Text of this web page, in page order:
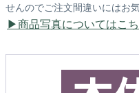
せんのでご注文間違いにはお
商品写真についてはこ